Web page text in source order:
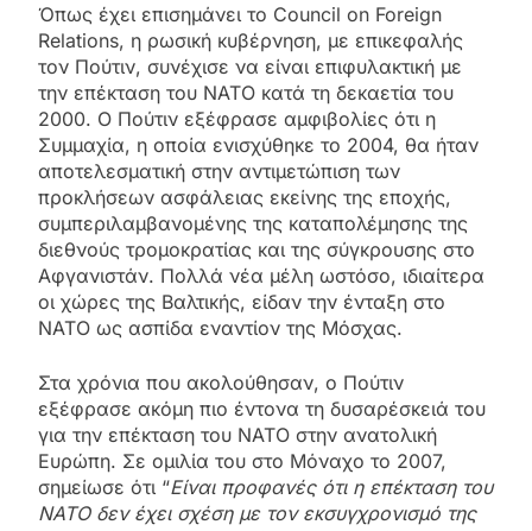
Όπως έχει επισημάνει το Council on Foreign
Relations, η ρωσική κυβέρνηση, με επικεφαλής
τον Πούτιν, συνέχισε να είναι επιφυλακτική με
την επέκταση του ΝΑΤΟ κατά τη δεκαετία του
2000. Ο Πούτιν εξέφρασε αμφιβολίες ότι η
Συμμαχία, η οποία ενισχύθηκε το 2004, θα ήταν
αποτελεσματική στην αντιμετώπιση των
προκλήσεων ασφάλειας εκείνης της εποχής,
συμπεριλαμβανομένης της καταπολέμησης της
διεθνούς τρομοκρατίας και της σύγκρουσης στο
Αφγανιστάν. Πολλά νέα μέλη ωστόσο, ιδιαίτερα
οι χώρες της Βαλτικής, είδαν την ένταξη στο
ΝΑΤΟ ως ασπίδα εναντίον της Μόσχας.
Στα χρόνια που ακολούθησαν, ο Πούτιν
εξέφρασε ακόμη πιο έντονα τη δυσαρέσκειά του
για την επέκταση του ΝΑΤΟ στην ανατολική
Ευρώπη. Σε ομιλία του στο Μόναχο το 2007,
σημείωσε ότι “Είναι προφανές ότι η επέκταση του
ΝΑΤΟ δεν έχει σχέση με τον εκσυγχρονισμό της